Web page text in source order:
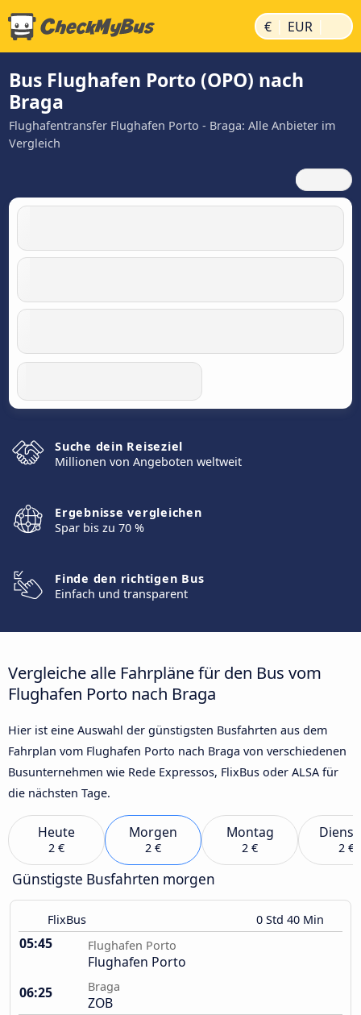
€ | EUR |
Bus Flughafen Porto (OPO) nach
Braga
Flughafentransfer Flughafen Porto - Braga: Alle Anbieter im
Vergleich
Suche dein Reiseziel
Millionen von Angeboten weltweit
Ergebnisse vergleichen
Spar bis zu 70 %
Finde den richtigen Bus
Einfach und transparent
Vergleiche alle Fahrpläne für den Bus vom
Flughafen Porto nach Braga
Hier ist eine Auswahl der günstigsten Busfahrten aus dem
Fahrplan vom Flughafen Porto nach Braga von verschiedenen
Busunternehmen wie Rede Expressos, FlixBus oder ALSA für
die nächsten Tage.
Heute
2 €
Morgen
2 €
Montag
2 € 2 €
Günstigste Busfahrten morgen
FlixBus 0 Std 40 Min
05:45 Flughafen Porto
Flughafen Porto
06:25
Braga
ZOB